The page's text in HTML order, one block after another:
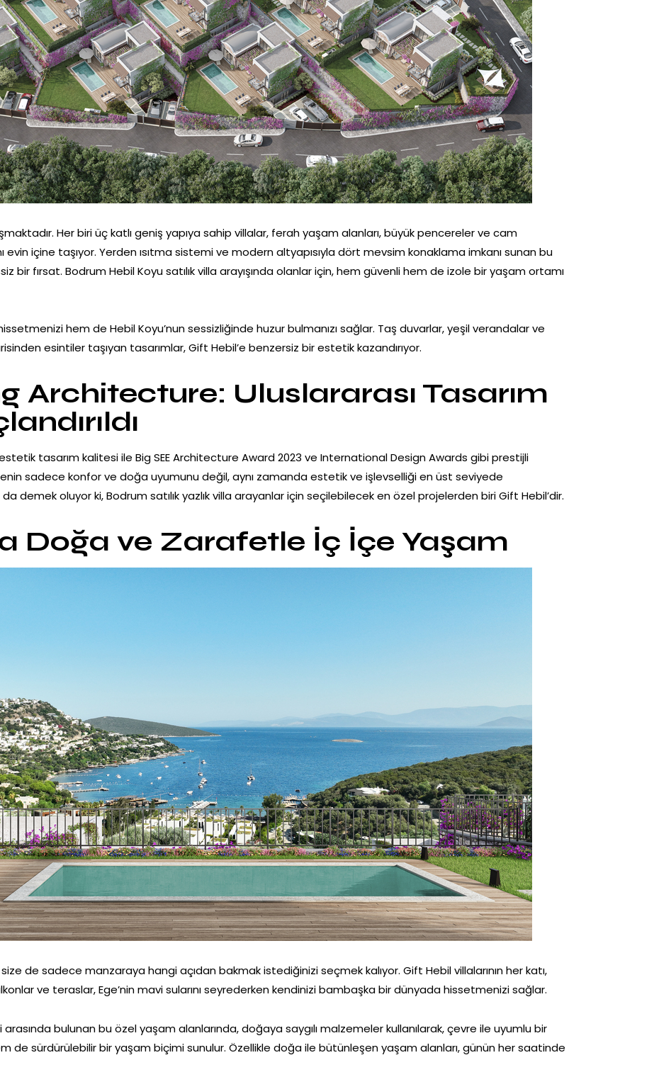
Her biri üç katlı geniş yapıya sahip villalar, ferah yaşam alanları, büyük pencereler ve cam
evin içine taşıyor. Yerden ısıtma sistemi ve modern altyapısıyla dört mevsim konaklama imkanı sunan bu
bir fırsat. Bodrum Hebil Koyu satılık villa arayışında olanlar için, hem güvenli hem de izole bir yaşam ortamı
hem de Hebil Koyu’nun sessizliğinde huzur bulmanızı sağlar. Taş duvarlar, yeşil verandalar ve
esintiler taşıyan tasarımlar, Gift Hebil’e benzersiz bir estetik kazandırıyor.
Architecture: Uluslararası Tasarım
tasarım kalitesi ile Big SEE Architecture Award 2023 ve International Design Awards gibi prestijli
sadece konfor ve doğa uyumunu değil, aynı zamanda estetik ve işlevselliği en üst seviyede
demek oluyor ki, Bodrum satılık yazlık villa arayanlar için seçilebilecek en özel projelerden biri Gift Hebil’dir.
Doğa ve Zarafetle İç İçe Yaşam
de sadece manzaraya hangi açıdan bakmak istediğinizi seçmek kalıyor. Gift Hebil villalarının her katı,
ve teraslar, Ege’nin mavi sularını seyrederken kendinizi bambaşka bir dünyada hissetmenizi sağlar.
arasında bulunan bu özel yaşam alanlarında, doğaya saygılı malzemeler kullanılarak, çevre ile uyumlu bir
de sürdürülebilir bir yaşam biçimi sunulur. Özellikle doğa ile bütünleşen yaşam alanları, günün her saatinde